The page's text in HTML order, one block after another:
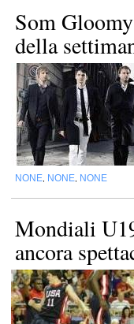
Som
della
NONE NONE NONE
Mondiali
ancora